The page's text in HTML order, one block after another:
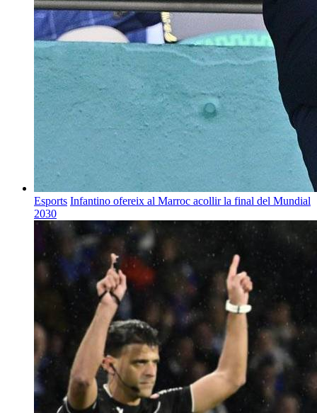
Esports Infantino ofereix al Marroc acollir la final del Mundial
2030